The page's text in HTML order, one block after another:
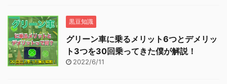
黒豆知識
グリーン車に乗るメリット6つとデメリッ
ト3つを30回乗ってきた僕が解説！
2022/6/11